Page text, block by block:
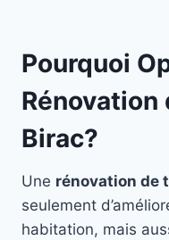
Pourquoi
Rénovation
Birac?
Une rénovation de
seulement
habitation, mais